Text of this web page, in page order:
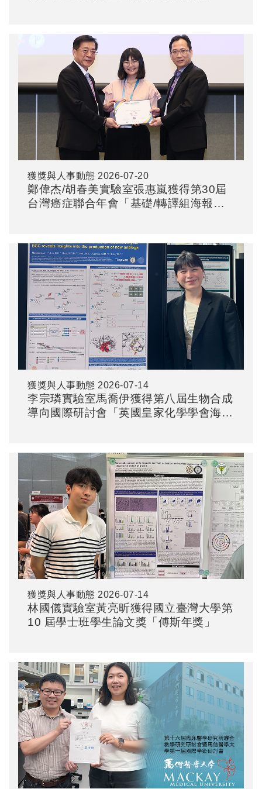
獲獎與人事動態 2026-07-20
鄭偉杰/胡春美實驗室張惠嵐獲得第30屆
台灣癌症聯合年會「基礎/轉譯組海報優
獲獎與人事動態 2026-07-14
李宗璘實驗室馬喬伊獲得第八屆生物合成
導向國際研討會「英國皇家化學學會海報
獲獎與人事動態 2026-07-14
林國儀實驗室黃亮昕獲得國立臺灣大學第
10 屆學士班學生論文獎「傅斯年獎」